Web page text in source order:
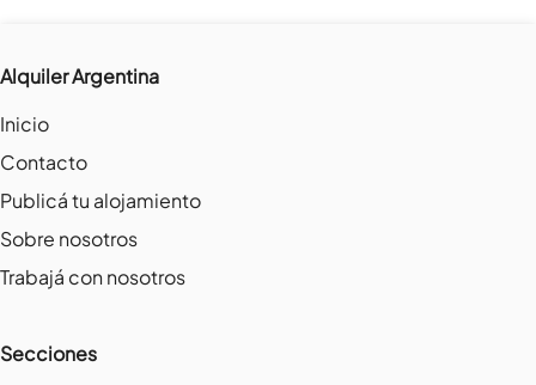
Alquiler Argentina
Inicio
Contacto
Publicá tu alojamiento
Sobre nosotros
Trabajá con nosotros
Secciones